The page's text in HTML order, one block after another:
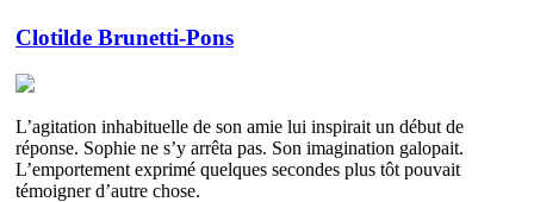
Clotilde Brunetti-Pons
L’agitation inhabituelle de son amie lui inspirait un début de
réponse. Sophie ne s’y arrêta pas. Son imagination galopait.
L’emportement exprimé quelques secondes plus tôt pouvait
témoigner d’autre chose.